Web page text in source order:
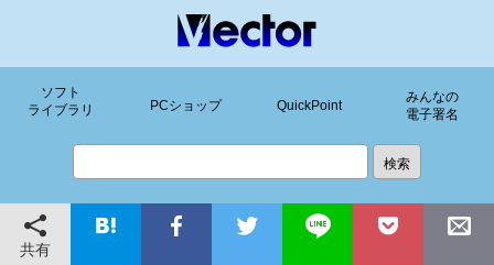
ソフト
ライブラリ
PCショップ QuickPoint
みんなの
電子署名
共有